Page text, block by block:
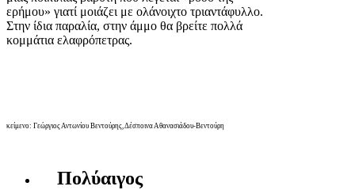
ερήμου» γιατί μοιάζει με ολάνοιχτο τριαντάφυλλο.
Στην ίδια παραλία, στην άμμο θα βρείτε πολλά
κομμάτια ελαφρόπετρας.
κείμενο: Γεώργιος Αντωνίου Βεντούρης, Δέσποινα Αθανασιάδου-Βεντούρη
Πολύαιγος